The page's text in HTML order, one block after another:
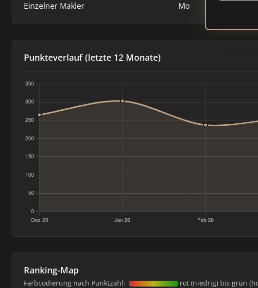
Einzelner Makler
Mo
Punkteverlauf (letzte 12 Monate)
Ranking-Map
Farbcodierung nach Punktzahl: rot (niedrig) bis grün